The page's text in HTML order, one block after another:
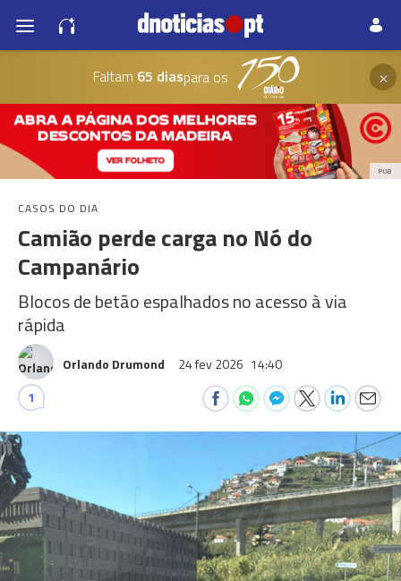
Faltam 65 diaspara os ×
PUB
CASOS DO DIA
Camião perde carga no Nó do
Campanário
Blocos de betão espalhados no acesso à via
rápida
Orlando Drumond 24 fev 2026 14:40
1